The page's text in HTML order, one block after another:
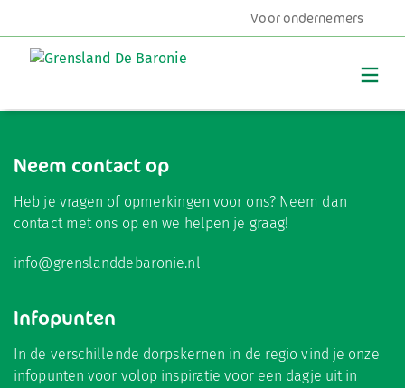
Voor ondernemers
Neem contact op
Heb je vragen of opmerkingen voor ons? Neem dan
contact met ons op en we helpen je graag!
info@grenslanddebaronie.nl
Infopunten
In de verschillende dorpskernen in de regio vind je onze
infopunten voor volop inspiratie voor een dagje uit in